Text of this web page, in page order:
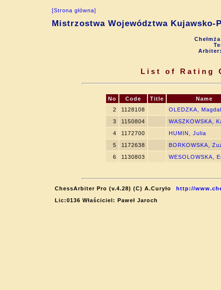
[Strona główna]
Mistrzostwa Województwa Kujawsko-
List of Rating
No Code Title
Name
2
1128108
OLEDZKA,
3
1150804
WASZKOWSKA,
4
1172700
HUMIN, Julia
5
1172638
BORKOWSKA,
6
1130803 WESOLOWSKA,
ChessArbiter Pro (v.4.28) (C) A.Curyło
http://
Lic:0136 Właściciel: Paweł Jaroch